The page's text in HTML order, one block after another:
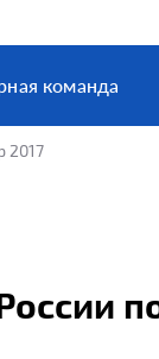
команда
2017